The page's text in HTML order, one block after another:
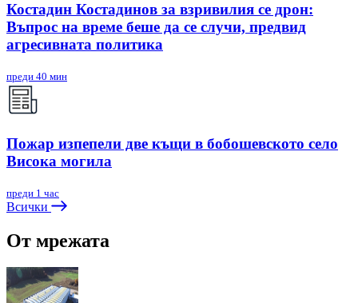
Костадин Костадинов за взривилия се дрон:
Въпрос на време беше да се случи, предвид
агресивната политика
преди 40 мин
Пожар изпепели две къщи в бобошевското село
Висока могила
преди 1 час
Всички
От мрежата